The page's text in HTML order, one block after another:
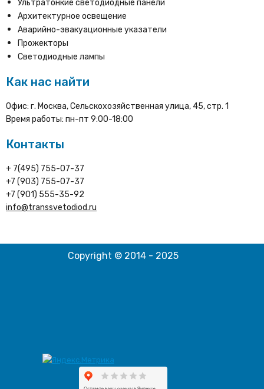
Ультратонкие светодиодные панели
Архитектурное освещение
Аварийно-эвакуационные указатели
Прожекторы
Светодиодные лампы
Как нас найти
Офис: г. Москва, Сельскохозяйственная улица, 45, стр. 1
Время работы: пн-пт 9:00-18:00
Контакты
+ 7(495) 755-07-37
+7 (903) 755-07-37
+7 (901) 555-35-92
info@transsvetodiod.ru
Copyright © 2014 - 2025